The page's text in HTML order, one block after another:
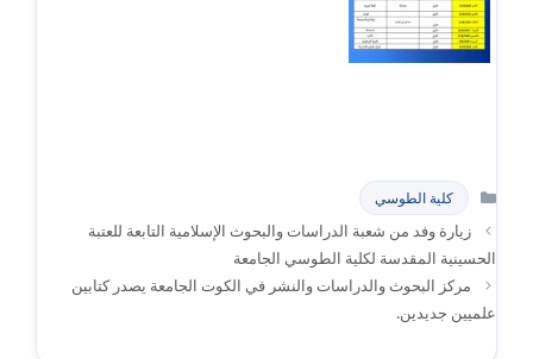
التصنيفات
كلية الطوسي
زيارة وفد من شعبة الدراسات والبحوث الإسلامية التابعة للعتبة
الحسينية المقدسة لكلية الطوسي الجامعة
مركز البحوث والدراسات والنشر في الكوت الجامعة يصدر كتابين
علميين جديدين.